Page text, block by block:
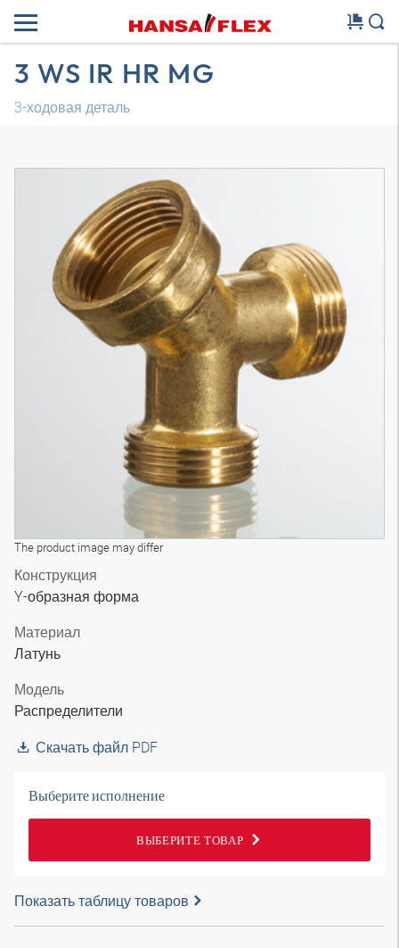
3 WS IR HR MG
3-ходовая деталь
The product image may differ
Конструкция
Y-образная форма
Материал
Латунь
Модель
Распределители
Скачать файл PDF
Выберите исполнение
ВЫБЕРИТЕ ТОВАР
Показать таблицу товаров